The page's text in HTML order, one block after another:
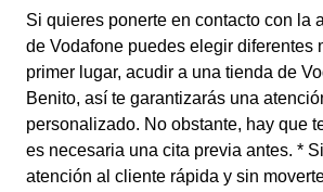
Si quieres ponerte en contacto con la
de Vodafone puedes elegir diferentes
primer lugar, acudir a una tienda de
Benito, así te garantizarás una
personalizado. No obstante, hay que
es necesaria una cita previa antes. *
atención al cliente rápida y sin